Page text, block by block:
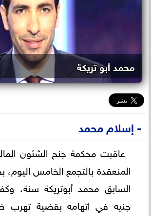
محمد أبو تريكة
- إسلام محمد
عاقبت محكمة جنح الشئون
المنعقدة بالتجمع الخامس
جنيه في اتهامه بقضية تهرب